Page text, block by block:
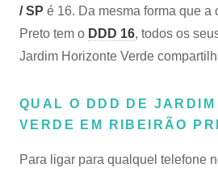
/ SP é 16. Da mesma forma que a
Preto tem o DDD 16, todos os
Jardim Horizonte Verde
QUAL O DDD DE JARDIM
VERDE EM RIBEIRÃO
Para ligar para qualquel telefone